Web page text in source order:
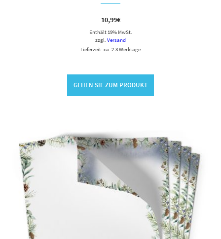
10,99€
Enthält 19% MwSt.
zzgl. Versand
Lieferzeit: ca. 2-3 Werktage
GEHEN SIE ZUM PRODUKT